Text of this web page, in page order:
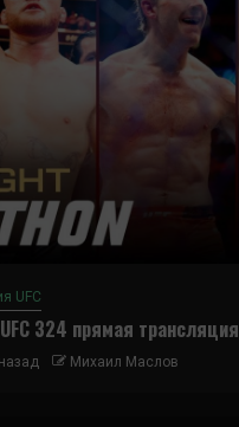
UFC
324 прямая трансляция
Михаил Маслов